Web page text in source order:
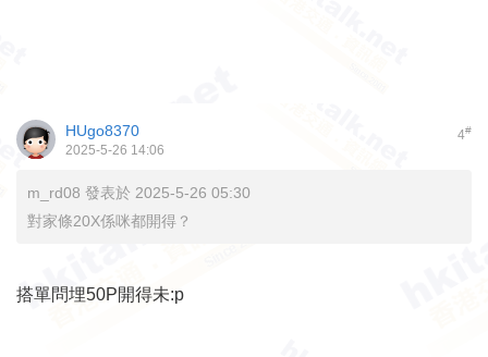
4#
HUgo8370
2025-5-26 14:06
m_rd08 發表於 2025-5-26 05:30
對家條20X係咪都開得？
搭單問埋50P開得未:p